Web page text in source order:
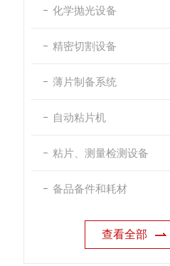
化学抛光设备
精密切割设备
薄片制备系统
自动粘片机
粘片、测量检测设备
备品备件和耗材
查看全部